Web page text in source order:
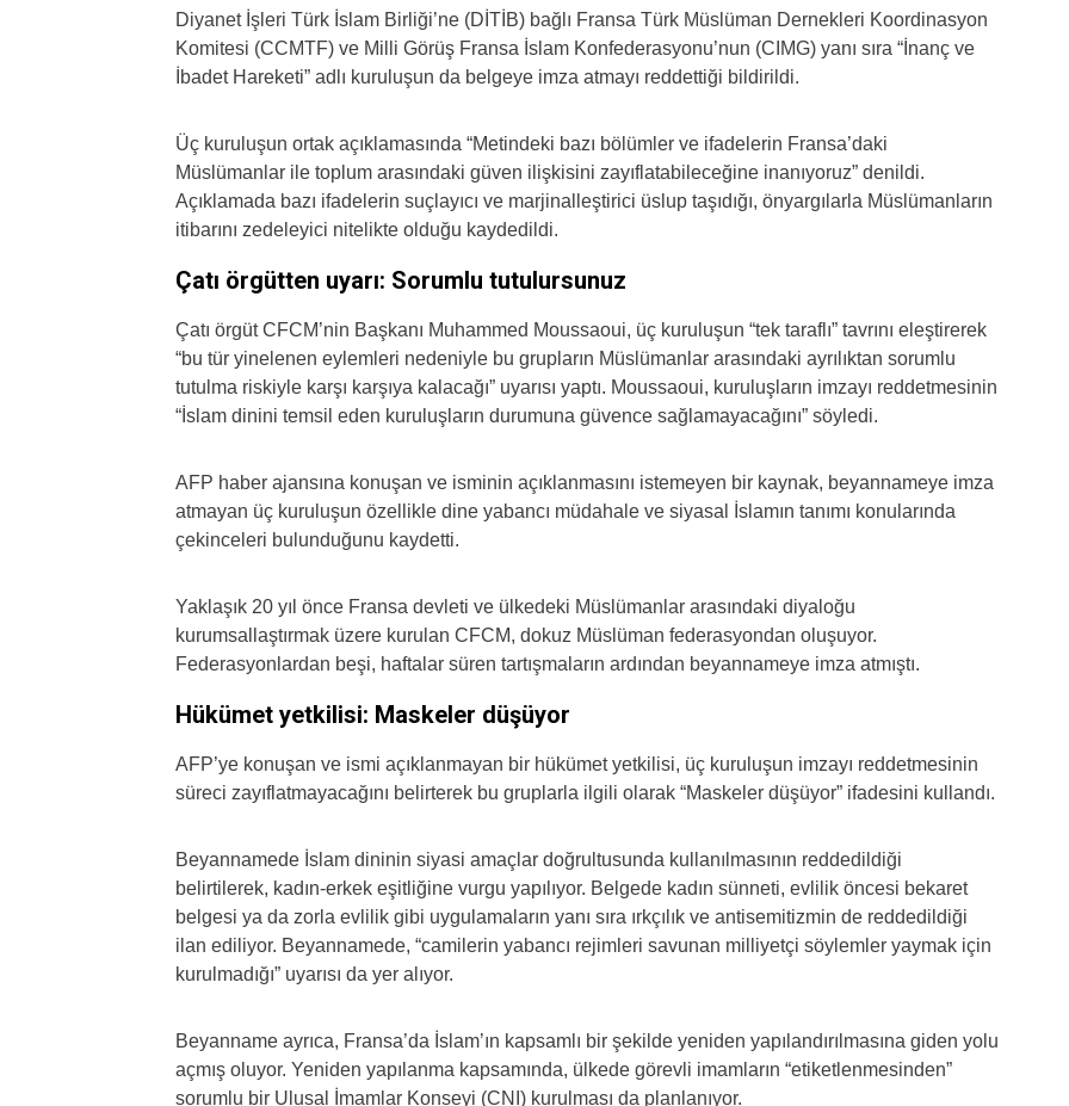
Diyanet İşleri Türk İslam Birliği’ne (DİTİB) bağlı Fransa Türk Müslüman Dernekleri Koordinasyon
Komitesi (CCMTF) ve Milli Görüş Fransa İslam Konfederasyonu’nun (CIMG) yanı sıra “İnanç ve
İbadet Hareketi” adlı kuruluşun da belgeye imza atmayı reddettiği bildirildi.
Üç kuruluşun ortak açıklamasında “Metindeki bazı bölümler ve ifadelerin Fransa’daki
Müslümanlar ile toplum arasındaki güven ilişkisini zayıflatabileceğine inanıyoruz” denildi.
Açıklamada bazı ifadelerin suçlayıcı ve marjinalleştirici üslup taşıdığı, önyargılarla Müslümanların
itibarını zedeleyici nitelikte olduğu kaydedildi.
Çatı örgütten uyarı: Sorumlu tutulursunuz
Çatı örgüt CFCM’nin Başkanı Muhammed Moussaoui, üç kuruluşun “tek taraflı” tavrını eleştirerek
“bu tür yinelenen eylemleri nedeniyle bu grupların Müslümanlar arasındaki ayrılıktan sorumlu
tutulma riskiyle karşı karşıya kalacağı” uyarısı yaptı. Moussaoui, kuruluşların imzayı reddetmesinin
“İslam dinini temsil eden kuruluşların durumuna güvence sağlamayacağını” söyledi.
AFP haber ajansına konuşan ve isminin açıklanmasını istemeyen bir kaynak, beyannameye imza
atmayan üç kuruluşun özellikle dine yabancı müdahale ve siyasal İslamın tanımı konularında
çekinceleri bulunduğunu kaydetti.
Yaklaşık 20 yıl önce Fransa devleti ve ülkedeki Müslümanlar arasındaki diyaloğu
kurumsallaştırmak üzere kurulan CFCM, dokuz Müslüman federasyondan oluşuyor.
Federasyonlardan beşi, haftalar süren tartışmaların ardından beyannameye imza atmıştı.
Hükümet yetkilisi: Maskeler düşüyor
AFP’ye konuşan ve ismi açıklanmayan bir hükümet yetkilisi, üç kuruluşun imzayı reddetmesinin
süreci zayıflatmayacağını belirterek bu gruplarla ilgili olarak “Maskeler düşüyor” ifadesini kullandı.
Beyannamede İslam dininin siyasi amaçlar doğrultusunda kullanılmasının reddedildiği
belirtilerek, kadın-erkek eşitliğine vurgu yapılıyor. Belgede kadın sünneti, evlilik öncesi bekaret
belgesi ya da zorla evlilik gibi uygulamaların yanı sıra ırkçılık ve antisemitizmin de reddedildiği
ilan ediliyor. Beyannamede, “camilerin yabancı rejimleri savunan milliyetçi söylemler yaymak için
kurulmadığı” uyarısı da yer alıyor.
Beyanname ayrıca, Fransa’da İslam’ın kapsamlı bir şekilde yeniden yapılandırılmasına giden yolu
açmış oluyor. Yeniden yapılanma kapsamında, ülkede görevli imamların “etiketlenmesinden”
sorumlu bir Ulusal İmamlar Konseyi (CNI) kurulması da planlanıyor.